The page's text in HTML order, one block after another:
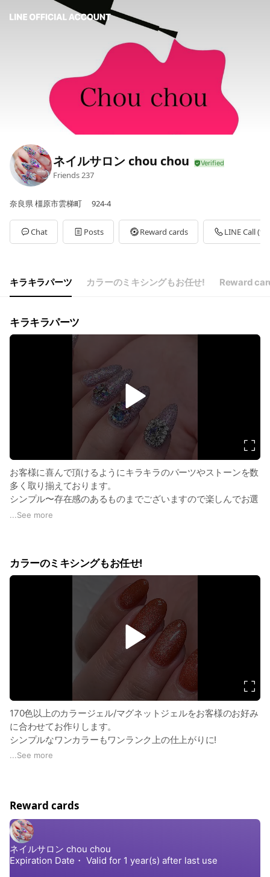
ネイルサロン chou chou
Friends237
奈良県 橿原市雲梯町 924-4
Chat Posts Reward cards LINE Call
キラキラパーツ カラーのミキシングもお任せ! Reward
キラキラパーツ
i
d
e
お客様に喜んで頂けるようにキラキラのパーツやストーンを数
多く取り揃えております。
シンプル〜存在感のあるものまでございますので楽しんでお選
び頂けます。
...See more
カラーのミキシングもお任せ!
v
i
e
o
170色以上のカラージェル/マグネットジェルをお客様のお好み
に合わせてお作りします。
シンプルなワンカラーもワンランク上の仕上がりに!
スモーキーもビビットも◎
...See more
Reward cards